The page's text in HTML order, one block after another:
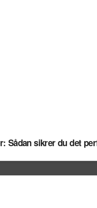
Sådan sikrer du det